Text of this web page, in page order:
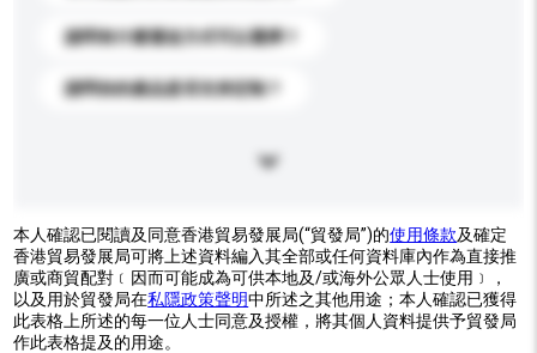
請問有什麼運送方式可以選擇？
請問你的產品是否支持定制？
本人確認已閱讀及同意香港貿易發展局(“貿發局”)的使用條款及確定
香港貿易發展局可將上述資料編入其全部或任何資料庫內作為直接推
廣或商貿配對﹝因而可能成為可供本地及/或海外公眾人士使用﹞，
以及用於貿發局在私隱政策聲明中所述之其他用途；本人確認已獲得
此表格上所述的每一位人士同意及授權，將其個人資料提供予貿發局
作此表格提及的用途。